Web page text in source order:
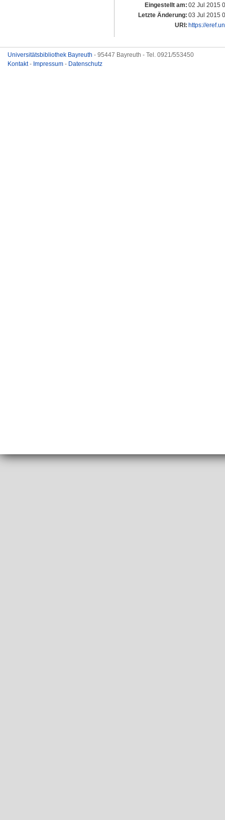
Eingestellt am: 02 Jul 2015
Letzte Änderung: 03 Jul 2015
URI: https://
Universitätsbibliothek Bayreuth - 95447 Bayreuth - Tel. 0921/553450
Kontakt- Impressum - Datenschutz